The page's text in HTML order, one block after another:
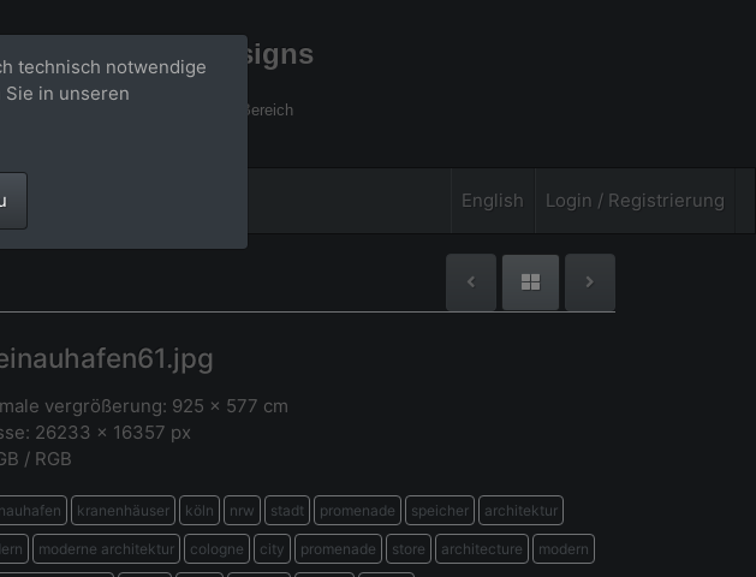
Raumdesigns
'largeformat' Fotos im Gigapixel Bereich
English Login / Registrierung
vergrößerung: 925 x 577 cm
26233 x 16357 px
/ RGB
kranenhäuser köln nrw stadt promenade speicher architektur
moderne architektur cologne city promenade store architecture modern
technisch notwendige
in unseren